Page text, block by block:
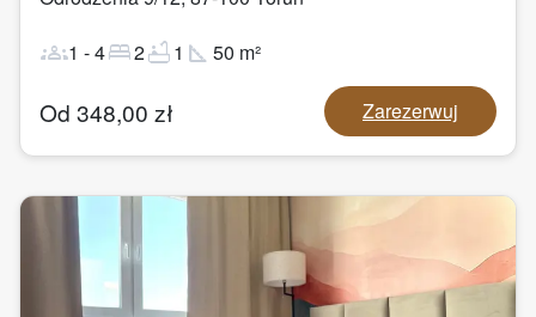
groups1 -4bed2bathtub1 square_foot 50 m²
Od 348,00 zł Zarezerwuj